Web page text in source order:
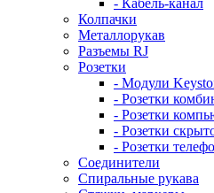
- Кабель-канал
Колпачки
Металлорукав
Разъемы RJ
Розетки
- Модули
- Розетки
- Розетки
- Розетки
- Розетки
Соединители
Спиральные рукава